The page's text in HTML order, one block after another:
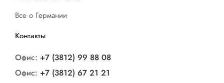
Все о Германии
Контакты
Офис: +7 (3812) 99 88 08
Офис: +7 (3812) 67 21 21